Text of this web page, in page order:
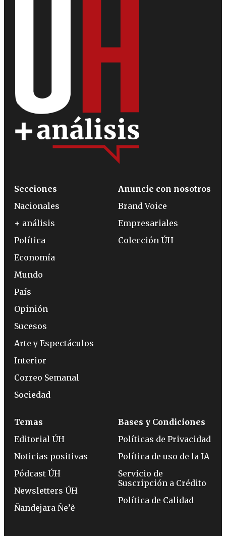
Secciones
Nacionales
+ análisis
Política
Economía
Mundo
País
Opinión
Sucesos
Arte y Espectáculos
Interior
Correo Semanal
Sociedad
Anuncie con nosotros
Brand Voice
Empresariales
Colección ÚH
Temas
Editorial ÚH
Noticias positivas
Pódcast ÚH
Newsletters ÚH
Ñandejara Ñe’ẽ
Bases y Condiciones
Políticas de Privacidad
Política de uso de la IA
Servicio de
Suscripción a Crédito
Política de Calidad